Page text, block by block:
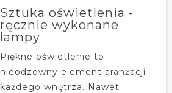
Sztuka oświetlenia -
ręcznie wykonane
lampy
Piękne oświetlenie to
nieodzowny element aranżacji
każdego wnętrza. Nawet